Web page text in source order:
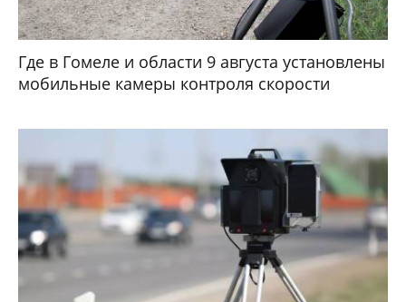
Где в Гомеле и области 9 августа установлены
мобильные камеры контроля скорости